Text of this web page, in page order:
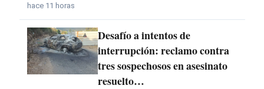
hace 11 horas
Desafío a intentos de
interrupción: reclamo contra
tres sospechosos en asesinato
resuelto…